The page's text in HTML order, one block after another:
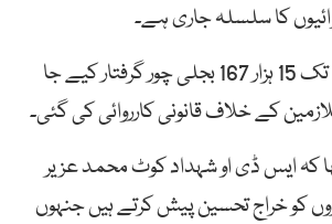
کا سلسلہ جاری ہے۔
انہوں نے کہا کہ اب تک 15 ہزار 167 بجلی چور گرفتار کیے جا
کہ ایس ڈی او شہداد کوٹ محمد عزیر
کو خراج تحسین پیش کرتے ہیں جنہوں